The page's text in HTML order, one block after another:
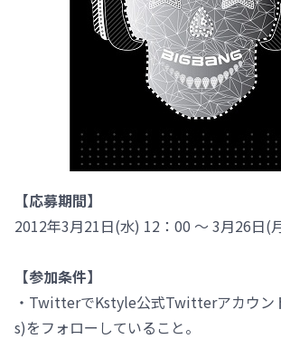
【応募期間】
2012年3月21日(水) 12：00 ～ 3月26日(
【参加条件】
・TwitterでKstyle公式Twitterアカウン
s)をフォローしていること。